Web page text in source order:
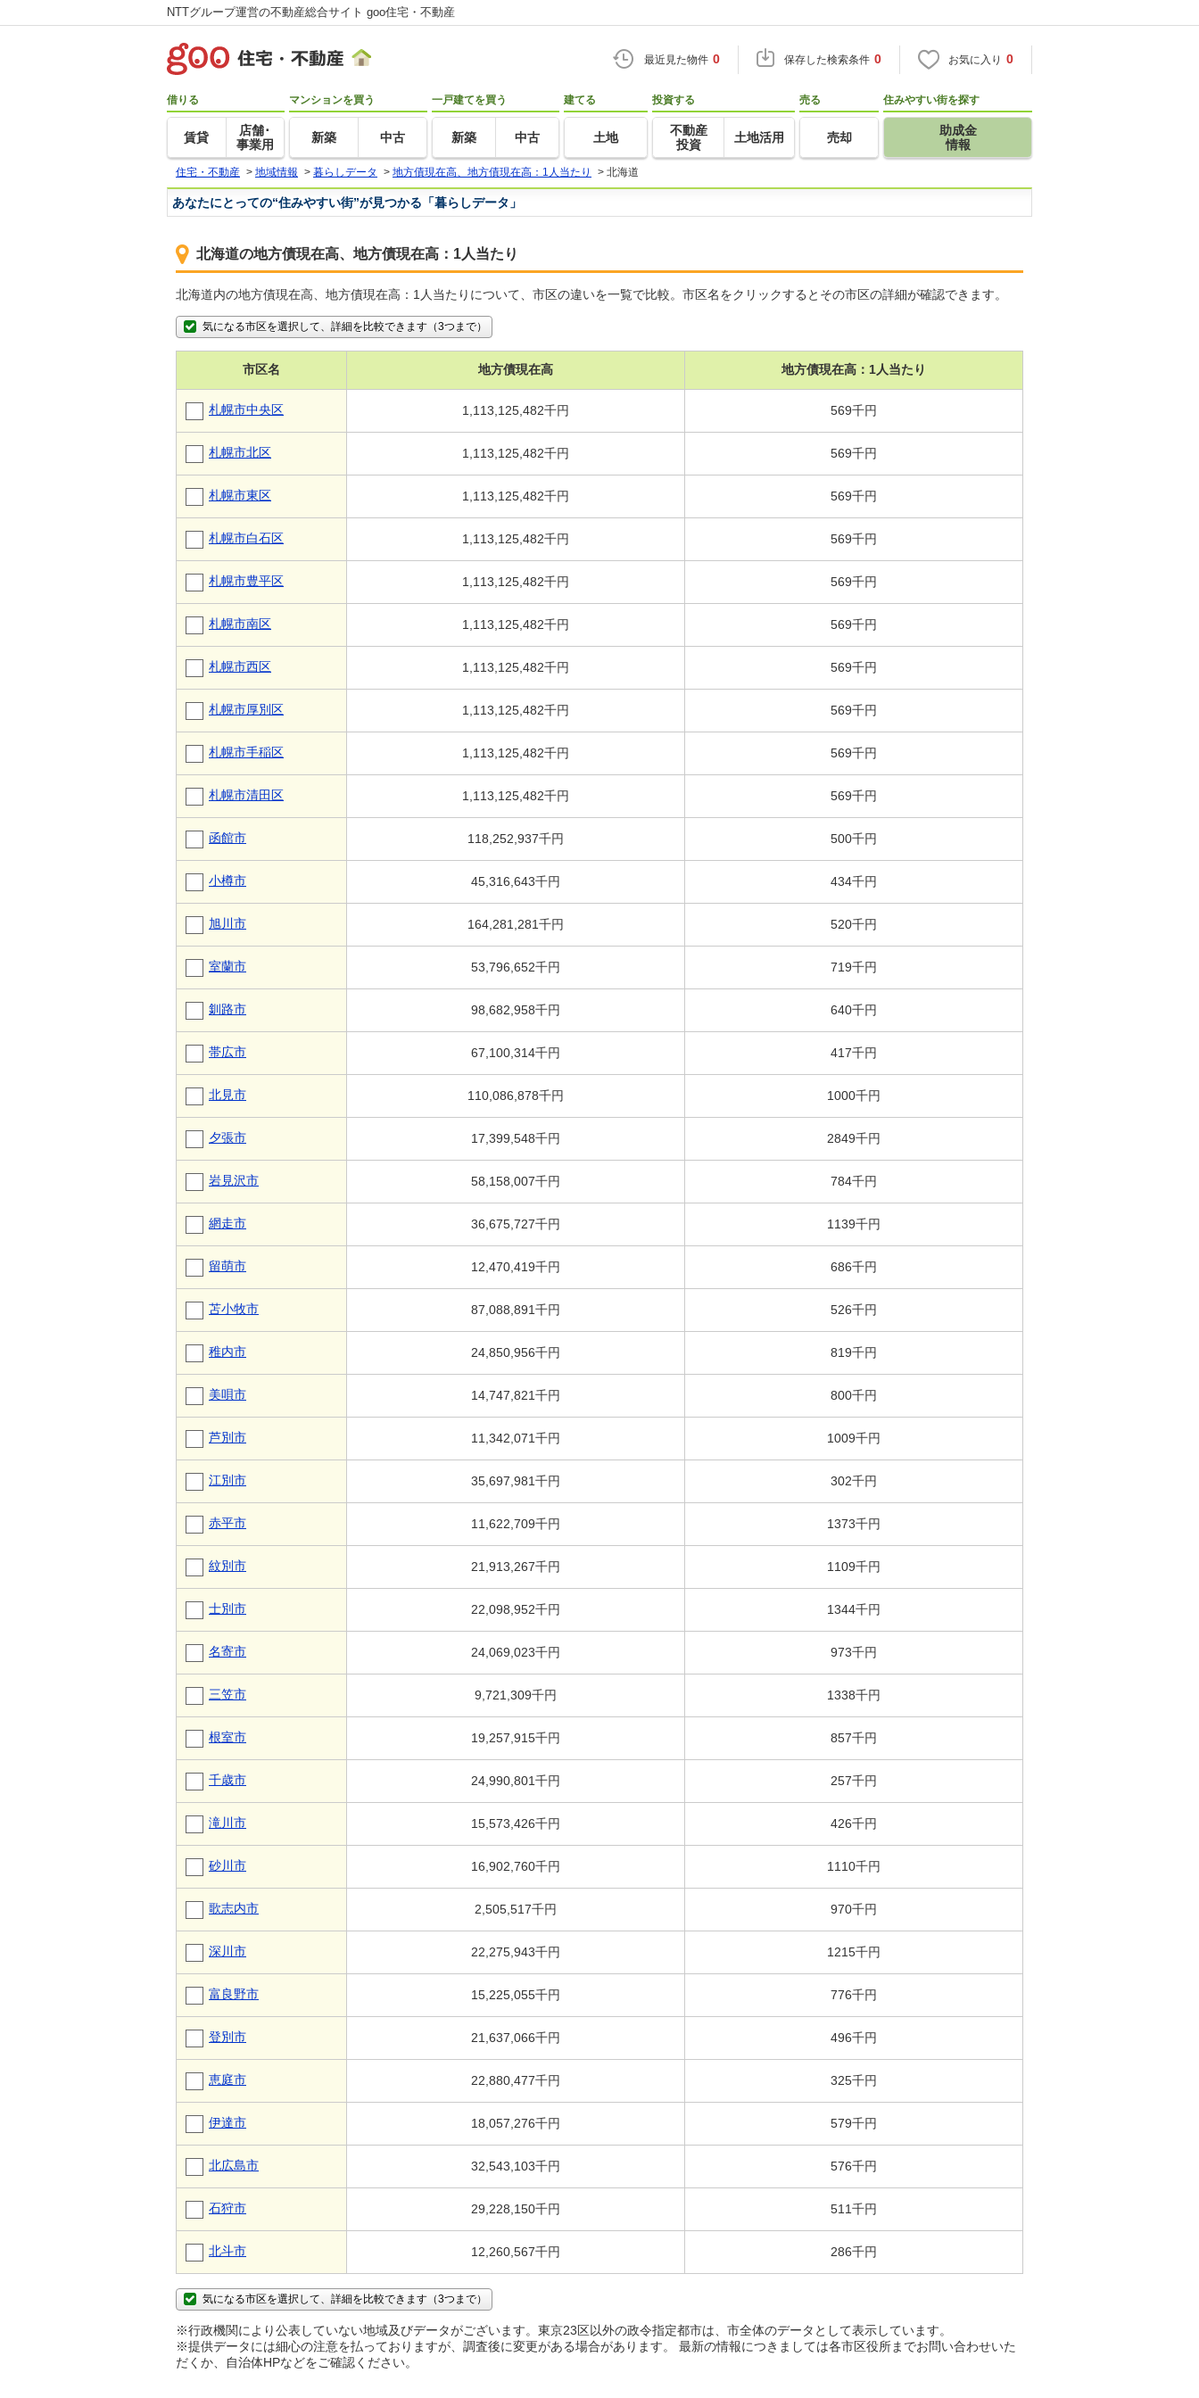
NTTグループ運営の不動産総合サイト goo住宅・不動産
最近見た物件 0 保存した検索条件 0 お気に入り 0
借りる
賃貸
店舗･
事業用
マンションを買う
新築 中古
一戸建てを買う
新築 中古
建てる
土地
投資する
不動産
投資
土地活用
売る
売却
住みやすい街を探す
助成金
情報
住宅・不動産 > 地域情報 > 暮らしデータ > 地方債現在高、地方債現在高：1人当たり > 北海道
あなたにとっての“住みやすい街”が見つかる「暮らしデータ」
北海道の地方債現在高、地方債現在高：1人当たり
北海道内の地方債現在高、地方債現在高：1人当たりについて、市区の違いを一覧で比較。市区名をクリックするとその市区の詳細が確認できます。
気になる市区を選択して、詳細を比較できます（3つまで）
市区名 地方債現在高 地方債現在高：1人当たり
札幌市中央区 1,113,125,482千円 569千円
札幌市北区 1,113,125,482千円 569千円
札幌市東区 1,113,125,482千円 569千円
札幌市白石区 1,113,125,482千円 569千円
札幌市豊平区 1,113,125,482千円 569千円
札幌市南区 1,113,125,482千円 569千円
札幌市西区 1,113,125,482千円 569千円
札幌市厚別区 1,113,125,482千円 569千円
札幌市手稲区 1,113,125,482千円 569千円
札幌市清田区 1,113,125,482千円 569千円
函館市 118,252,937千円 500千円
小樽市 45,316,643千円 434千円
旭川市 164,281,281千円 520千円
室蘭市 53,796,652千円 719千円
釧路市 98,682,958千円 640千円
帯広市 67,100,314千円 417千円
北見市 110,086,878千円 1000千円
夕張市 17,399,548千円 2849千円
岩見沢市 58,158,007千円 784千円
網走市 36,675,727千円 1139千円
留萌市 12,470,419千円 686千円
苫小牧市 87,088,891千円 526千円
稚内市 24,850,956千円 819千円
美唄市 14,747,821千円 800千円
芦別市 11,342,071千円 1009千円
江別市 35,697,981千円 302千円
赤平市 11,622,709千円 1373千円
紋別市 21,913,267千円 1109千円
士別市 22,098,952千円 1344千円
名寄市 24,069,023千円 973千円
三笠市 9,721,309千円 1338千円
根室市 19,257,915千円 857千円
千歳市 24,990,801千円 257千円
滝川市 15,573,426千円 426千円
砂川市 16,902,760千円 1110千円
歌志内市 2,505,517千円 970千円
深川市 22,275,943千円 1215千円
富良野市 15,225,055千円 776千円
登別市 21,637,066千円 496千円
恵庭市 22,880,477千円 325千円
伊達市 18,057,276千円 579千円
北広島市 32,543,103千円 576千円
石狩市 29,228,150千円 511千円
北斗市 12,260,567千円 286千円
気になる市区を選択して、詳細を比較できます（3つまで）
※行政機関により公表していない地域及びデータがございます。東京23区以外の政令指定都市は、市全体のデータとして表示しています。
※提供データには細心の注意を払っておりますが、調査後に変更がある場合があります。 最新の情報につきましては各市区役所までお問い合わせいた
だくか、自治体HPなどをご確認ください。